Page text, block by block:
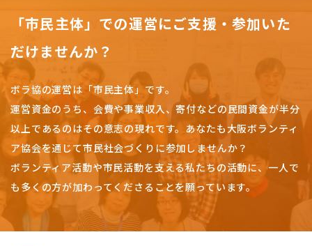
「市民主体」での運営にご支援・参加いた
だけませんか？
ボラ協の運営は「市民主体」です。
運営資金のうち、会費や事業収入、寄付などの民間資金が半分
以上であるのはその意志の現れです。 あなたも大阪ボランティ
ア協会を通じて市民社会づくりに参加しませんか？
ボランティア活動や市民活動を支える私たちの活動に、一人で
も多くの方が加わってくださることを願っています。